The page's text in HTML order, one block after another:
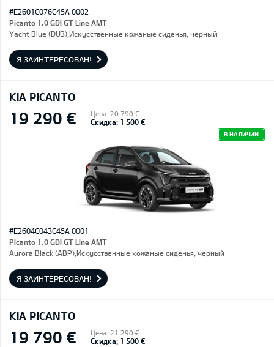
#E2601C076C45A 0002
Picanto 1,0 GDI GT Line AMT
Yacht Blue (DU3),Искусственные кожаные сиденья, черный
Я ЗАИНТЕРЕСОВАН!
KIA PICANTO
19 290 € Цена: 20 790 €
Скидка: 1 500 €
В НАЛИЧИИ
#E2604C043C45A 0001
Picanto 1,0 GDI GT Line AMT
Aurora Black (ABP),Искусственные кожаные сиденья, черный
Я ЗАИНТЕРЕСОВАН!
KIA PICANTO
19 790 € Цена: 21 290 €
Скидка: 1 500 €